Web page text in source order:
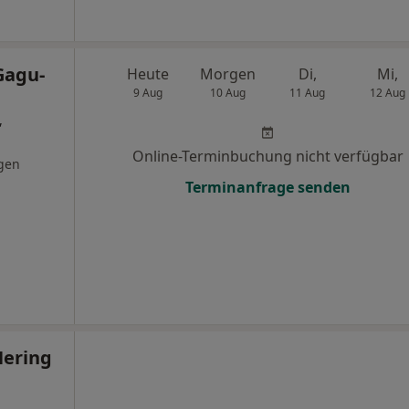
Heute
9 Aug
Morgen
10 Aug
Di,
11 Aug
Mi,
12 Aug
Online-Terminbuchung nicht verfügbar
Terminanfrage senden